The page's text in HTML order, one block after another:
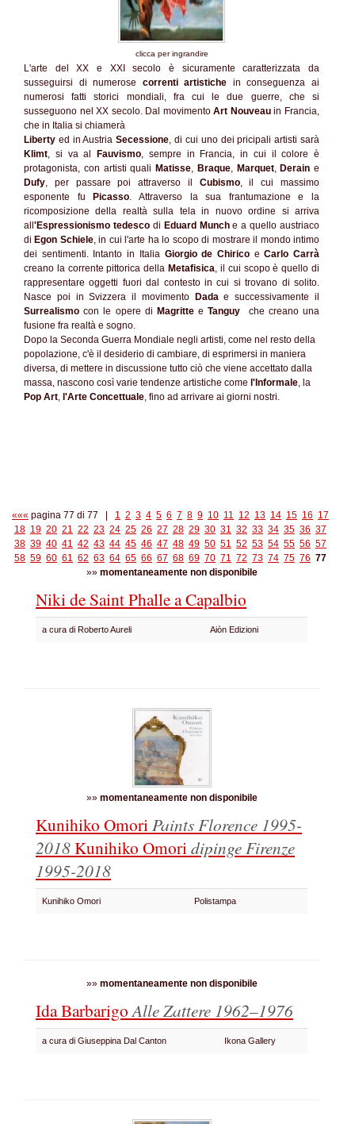
clicca per ingrandire
L'arte del XX e XXI secolo è sicuramente caratterizzata da
susseguirsi di numerose correnti artistiche in conseguenza ai
numerosi fatti storici mondiali, fra cui le due guerre, che si
susseguono nel XX secolo. Dal movimentoArt Nouveauin Francia,
che in Italia si chiamerà
Liberty ed in AustriaSecessione, di cui uno dei pricipali artisti sarà
Klimt, si va al Fauvismo, sempre in Francia, in cui il colore è
protagonista, con artisti quali Matisse, Braque, Marquet, Derain e
Dufy, per passare poi attraverso il Cubismo, il cui massimo
esponente fu
Picasso. Attraverso la sua frantumazione e la
ricomposizione della realtà sulla tela in nuovo ordine si arriva
all 'Espressionismo tedescodi Eduard Munche a quello austriaco
di Egon Schiele, in cui l'arte ha lo scopo di mostrare il mondo intimo
dei sentimenti. Intanto in ItaliaGiorgio de ChiricoeCarlo Carrà
creano la corrente pittorica della Metafisica, il cui scopo è quello di
rappresentare oggetti fuori dal contesto in cui si trovano di solito.
Nasce poi in Svizzera il movimento
Dadae successivamente il
Surrealismo con le opere di MagritteeTanguy che creano una
fusione fra realtà e sogno.
Dopo la Seconda Guerra Mondiale negli artisti, come nel resto della
popolazione, c'è il desiderio di cambiare, di esprimersi in maniera
diversa, di mettere in discussione tutto ciò che viene accettato dalla
massa, nascono così varie tendenze artistiche come l'Informale, la
Pop Art, l'Arte Concettuale, fino ad arrivare ai giorni nostri.
««« pagina 77 di 77 | 1 2 3 4 5 6 7 8 9 10 11 12 13 14 15 16 17
18 19 20 21 22 23 24 25 26 27 28 29 30 31 32 33 34 35 36 37
38 39 40 41 42 43 44 45 46 47 48 49 50 51 52 53 54 55 56 57
58 59 60 61 62 63 64 65 66 67 68 69 70 71 72 73 74 75 76 77
»» momentaneamente non disponibile
Niki de Saint Phalle a Capalbio
a cura di Roberto Aureli Aiòn Edizioni
»» momentaneamente non disponibile
Kunihiko OmoriPaints Florence 1995-
2018Kunihiko Omoridipinge Firenze
1995-2018
Kunihiko Omori Polistampa
»» momentaneamente non disponibile
Ida BarbarigoAlle Zattere 1962–1976
a cura di Giuseppina Dal Canton Ikona Gallery